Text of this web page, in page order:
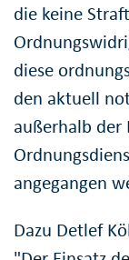
die keine
diese
den aktuell
außerhalb der
angegangen
Dazu Detlef